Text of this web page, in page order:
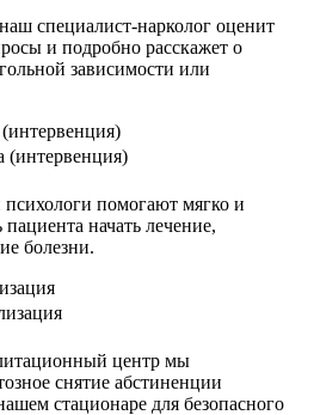
специалист-нарколог оценит
и подробно расскажет о
зависимости или
(интервенция)
помогают мягко и
начать лечение,
болезни.
центр мы
снятие абстиненции
стационаре для безопасного